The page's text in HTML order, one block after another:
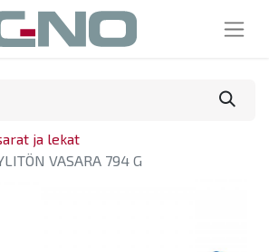
ja lekat
VASARA 794 G